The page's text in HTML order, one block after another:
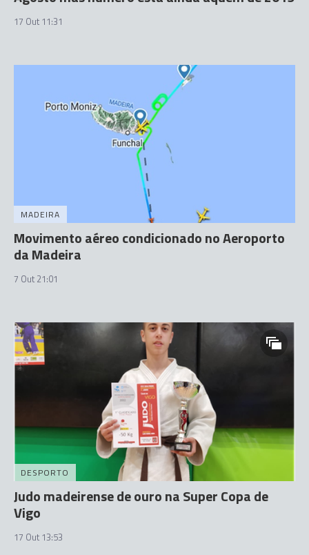
17 Out 11:31
MADEIRA
Movimento aéreo condicionado no Aeroporto
da Madeira
7 Out 21:01
DESPORTO
Judo madeirense de ouro na Super Copa de
Vigo
17 Out 13:53